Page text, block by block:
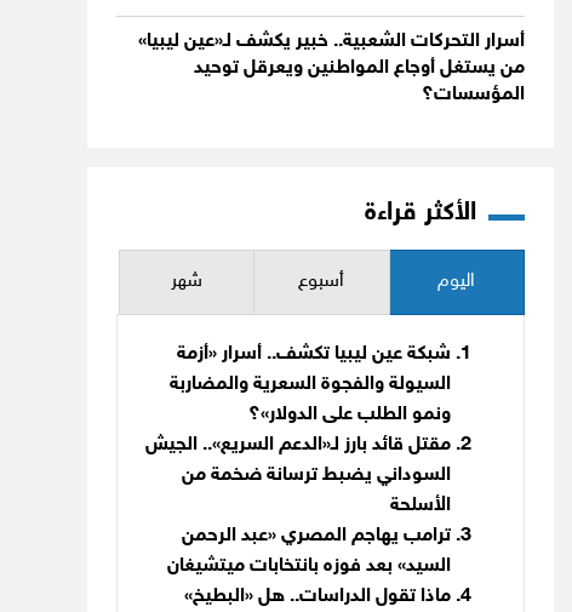
أسرار التحركات الشعبية.. خبير يكشف لـ«عين ليبيا»
من يستغل أوجاع المواطنين ويعرقل توحيد
المؤسسات؟
الأكثر قراءة
اليوم أسبوع شهر
شبكة عين ليبيا تكشف.. أسرار «أزمة
السيولة والفجوة السعرية والمضاربة
ونمو الطلب على الدولار»؟
مقتل قائد بارز لـ«الدعم السريع».. الجيش
السوداني يضبط ترسانة ضخمة من
الأسلحة
ترامب يهاجم المصري «عبد الرحمن
السيد» بعد فوزه بانتخابات ميتشيغان
ماذا تقول الدراسات.. هل «البطيخ»